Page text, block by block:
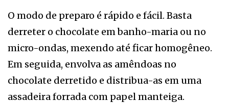
O modo de preparo é rápido e fácil. Basta
derreter o chocolate em banho-maria ou no
micro-ondas, mexendo até ficar homogêneo.
Em seguida, envolva as amêndoas no
chocolate derretido e distribua-as em uma
assadeira forrada com papel manteiga.